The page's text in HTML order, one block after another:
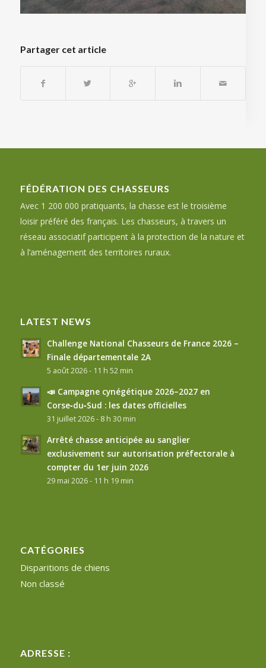
Partager cet article
FÉDÉRATION DES CHASSEURS
Avec 1 200 000 pratiquants, la chasse est le troisième
loisir préféré des français. Les chasseurs, à travers un
réseau associatif participent à la protection de la nature et
à l’aménagement des territoires ruraux.
LATEST NEWS
Challenge National Chasseurs de France 2026 –
Finale départementale 2A
5 août 2026 - 11 h 52 min
📣 Campagne cynégétique 2026–2027 en
Corse‑du‑Sud : les dates officielles
31 juillet 2026 - 8 h 30 min
Arrêté chasse anticipée au sanglier
exclusivement sur autorisation préfectorale à
compter du 1er juin 2026
29 mai 2026 - 11 h 19 min
CATÉGORIES
Disparitions de chiens
Non classé
ADRESSE :